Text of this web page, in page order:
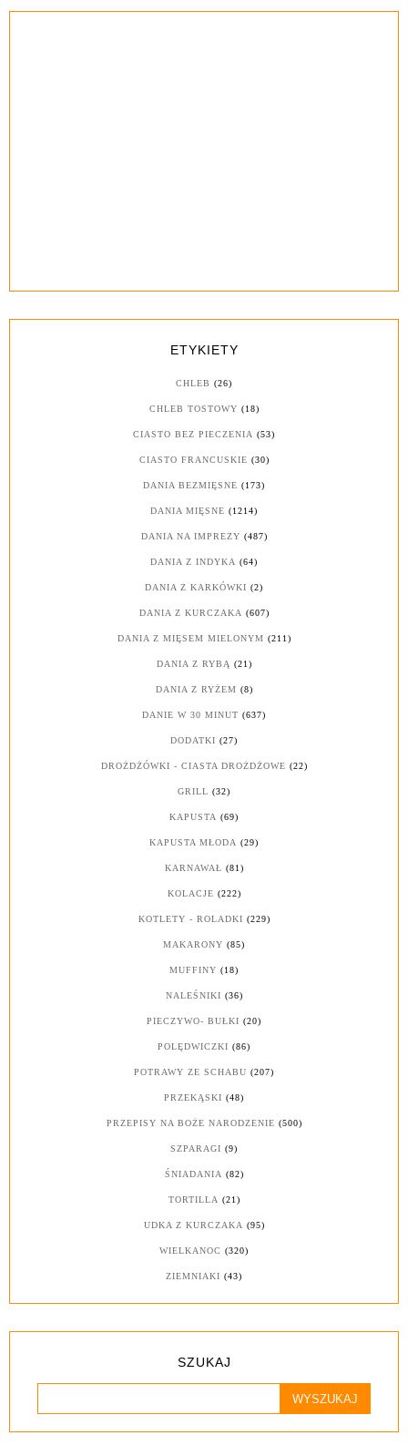
ETYKIETY
CHLEB (26)
CHLEB TOSTOWY (18)
CIASTO BEZ PIECZENIA (53)
CIASTO FRANCUSKIE (30)
DANIA BEZMIĘSNE (173)
DANIA MIĘSNE (1214)
DANIA NA IMPREZY (487)
DANIA Z INDYKA (64)
DANIA Z KARKÓWKI (2)
DANIA Z KURCZAKA (607)
DANIA Z MIĘSEM MIELONYM (211)
DANIA Z RYBĄ (21)
DANIA Z RYŻEM (8)
DANIE W 30 MINUT (637)
DODATKI (27)
DROŻDŻÓWKI - CIASTA DROŻDŻOWE (22)
GRILL (32)
KAPUSTA (69)
KAPUSTA MŁODA (29)
KARNAWAŁ (81)
KOLACJE (222)
KOTLETY - ROLADKI (229)
MAKARONY (85)
MUFFINY (18)
NALEŚNIKI (36)
PIECZYWO- BUŁKI (20)
POLĘDWICZKI (86)
POTRAWY ZE SCHABU (207)
PRZEKĄSKI (48)
PRZEPISY NA BOŻE NARODZENIE (500)
SZPARAGI (9)
ŚNIADANIA (82)
TORTILLA (21)
UDKA Z KURCZAKA (95)
WIELKANOC (320)
ZIEMNIAKI (43)
SZUKAJ